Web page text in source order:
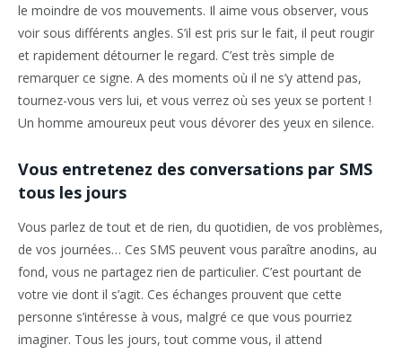
le moindre de vos mouvements. Il aime vous observer, vous
voir sous différents angles. S’il est pris sur le fait, il peut rougir
et rapidement détourner le regard. C’est très simple de
remarquer ce signe. A des moments où il ne s’y attend pas,
tournez-vous vers lui, et vous verrez où ses yeux se portent !
Un homme amoureux peut vous dévorer des yeux en silence.
Vous entretenez des conversations par SMS
tous les jours
Vous parlez de tout et de rien, du quotidien, de vos problèmes,
de vos journées… Ces SMS peuvent vous paraître anodins, au
fond, vous ne partagez rien de particulier. C’est pourtant de
votre vie dont il s’agit. Ces échanges prouvent que cette
personne s’intéresse à vous, malgré ce que vous pourriez
imaginer. Tous les jours, tout comme vous, il attend